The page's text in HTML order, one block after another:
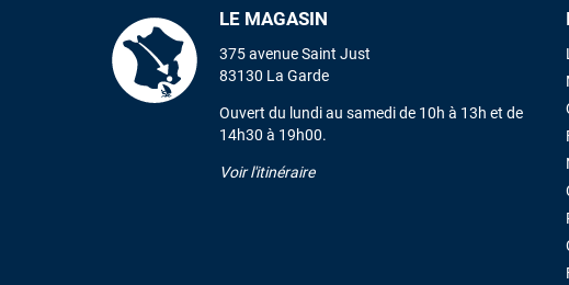
LE MAGASIN
375 avenue Saint Just
83130 La Garde
Ouvert du lundi au samedi de 10h à 13h et de
14h30 à 19h00.
Voir l'itinéraire
été